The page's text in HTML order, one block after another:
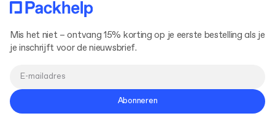
Mis het niet – ontvang 15% korting op je eerste bestelling als je
je inschrijft voor de nieuwsbrief.
Abonneren